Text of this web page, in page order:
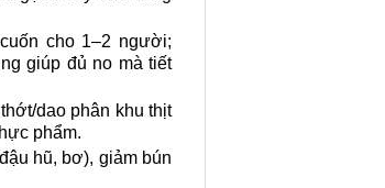
cho 1–2 người;
giúp đủ no mà tiết
dao phân khu thịt
phẩm.
hũ, bơ), giảm bún